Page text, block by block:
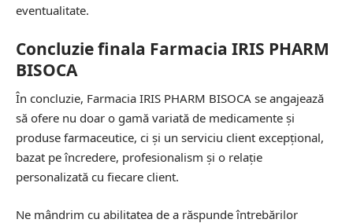
eventualitate.
Concluzie finala Farmacia IRIS PHARM
BISOCA
În concluzie, Farmacia IRIS PHARM BISOCA se angajează
să ofere nu doar o gamă variată de medicamente și
produse farmaceutice, ci și un serviciu client excepțional,
bazat pe încredere, profesionalism și o relație
personalizată cu fiecare client.
Ne mândrim cu abilitatea de a răspunde întrebărilor